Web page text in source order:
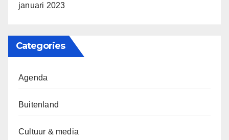
januari 2023
Categories
Agenda
Buitenland
Cultuur & media